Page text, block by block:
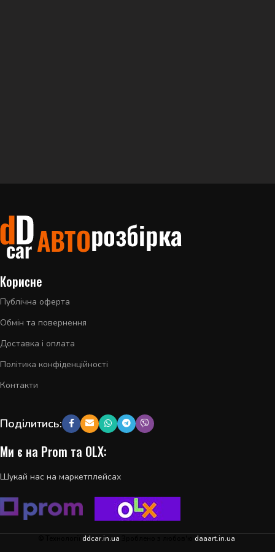
Корисне
Публічна оферта
Обмін та повернення
Доставка і оплата
Політика конфіденційності
Контакти
Поділитись:
Ми є на Prom та OLX:
Шукай нас на маркетплейсах
ddcar.in.ua daaart.in.ua